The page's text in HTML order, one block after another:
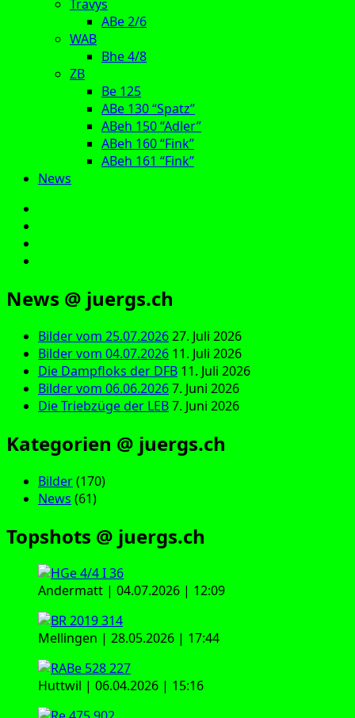
Travys
ABe 2/6
WAB
Bhe 4/8
ZB
Be 125
ABe 130 “Spatz”
ABeh 150 “Adler”
ABeh 160 “Fink”
ABeh 161 “Fink”
News
News @ juergs.ch
Bilder vom 25.07.202627. Juli 2026
Bilder vom 04.07.2026 11. Juli 2026
Die Dampfloks der DFB 11. Juli 2026
Bilder vom 06.06.20267. Juni 2026
Die Triebzüge der LEB7. Juni 2026
Kategorien @ juergs.ch
Bilder(170)
News (61)
Topshots @ juergs.ch
Andermatt | 04.07.2026 | 12:09
Mellingen | 28.05.2026 | 17:44
Huttwil | 06.04.2026 | 15:16